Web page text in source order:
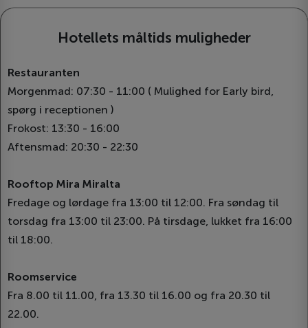
Hotellets måltids muligheder
Restauranten
Morgenmad: 07:30 - 11:00 ( Mulighed for Early bird,
spørg i receptionen )
Frokost: 13:30 - 16:00
Aftensmad: 20:30 - 22:30
Rooftop Mira Miralta
Fredage og lørdage fra 13:00 til 12:00. Fra søndag til
torsdag fra 13:00 til 23:00. På tirsdage, lukket fra 16:00
til 18:00.
Roomservice
Fra 8.00 til 11.00, fra 13.30 til 16.00 og fra 20.30 til
22.00.